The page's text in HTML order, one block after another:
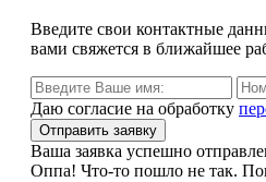
Введите свои контактные
вами свяжется в ближайшее
Даю согласие на обработку
Ваша заявка успешно
Оппа! Что-то пошло не так.